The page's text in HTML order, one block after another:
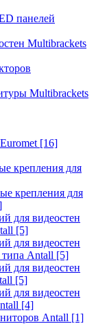
панелей
Multibrackets
Multibrackets
[16]
крепления для
крепления для
для видеостен
[5]
для видеостен
типа Antall [5]
для видеостен
[5]
для видеостен
[4]
Antall [1]